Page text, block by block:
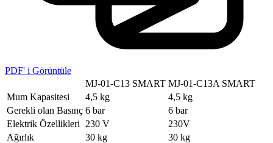
PDF' i Görüntüle
MJ-01-C13 SMART MJ-01-C13A SMART
Mum Kapasitesi
4,5 kg
4,5 kg
Gerekli olan Basınç 6 bar
6 bar
Elektrik Özellikleri
230 V
230V
Ağırlık
30 kg
30 kg